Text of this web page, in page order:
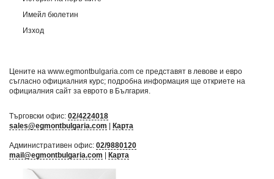
Имейл бюлетин
Изход
Цените на www.egmontbulgaria.com се представят в левове и евро
съгласно официалния курс; подробна информация ще откриете на
официалния сайт за еврото в България
Търговски офис: 02/4224018
sales@egmontbulgaria.com | Карта
Административен офис: 02/9880120
mail@egmontbulgaria.com | Карта